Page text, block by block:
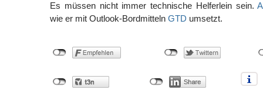
Es müssen nicht immer technische Helferlein sein.
wie er mit Outlook-Bordmitteln GTD umsetzt.